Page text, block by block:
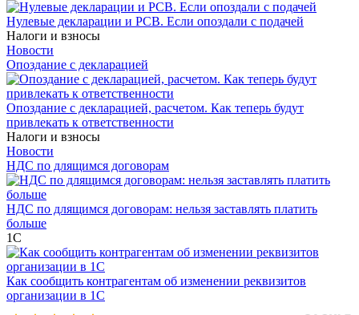
Нулевые декларации и РСВ. Если опоздали с подачей
Налоги и взносы
Новости
Опоздание с декларацией
Опоздание с декларацией, расчетом. Как теперь будут
привлекать к ответственности
Налоги и взносы
Новости
НДС по длящимся договорам
НДС по длящимся договорам: нельзя заставлять платить
больше
1С
Как сообщить контрагентам об изменении реквизитов
организации в 1C